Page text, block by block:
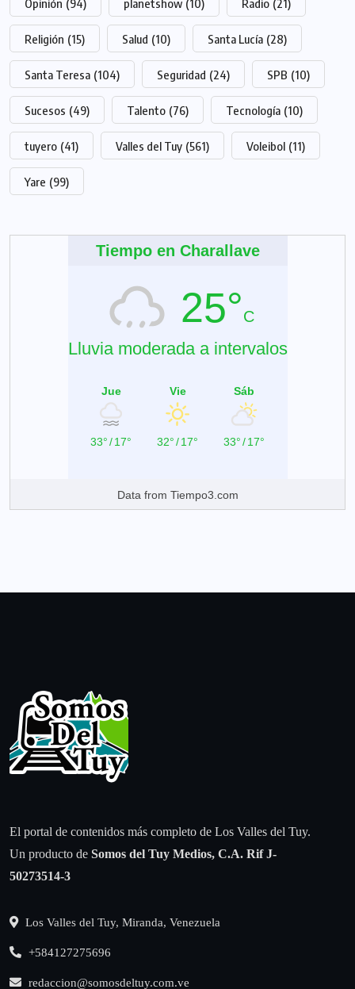
Opinión (94) planetshow (10) Radio (21)
Religión (15) Salud (10) Santa Lucía (28)
Santa Teresa (104) Seguridad (24) SPB (10)
Sucesos (49) Talento (76) Tecnología (10)
tuyero (41) Valles del Tuy (561) Voleibol (11)
Yare (99)
Tiempo en Charallave
25°C
Lluvia moderada a intervalos
Jue
33°/17°
Vie
32°/17°
Sáb
33°/17°
Data from Tiempo3.com
El portal de contenidos más completo de Los Valles del Tuy.
Un producto de Somos del Tuy Medios, C.A. Rif J-
50273514-3
Los Valles del Tuy, Miranda, Venezuela
+584127275696
redaccion@somosdeltuy.com.ve